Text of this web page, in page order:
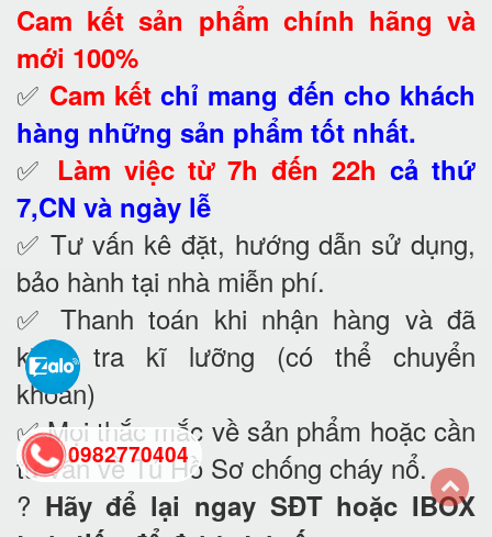
Cam kết sản phẩm chính hãng và
mới 100%
✅ Cam kết chỉ mang đến cho khách
hàng những sản phẩm tốt nhất.
✅ Làm việc từ 7h đến 22h cả thứ
7,CN và ngày lễ
✅ Tư vấn kê đặt, hướng dẫn sử dụng,
bảo hành tại nhà miễn phí.
✅ Thanh toán khi nhận hàng và đã
kiểm tra kĩ lưỡng (có thể chuyển
khoản)
✅ Mọi thắc mắc về sản phẩm hoặc cần
tư vấn về Tủ Hồ Sơ chống cháy nổ.
? Hãy để lại ngay SĐT hoặc IBOX
0982770404
back